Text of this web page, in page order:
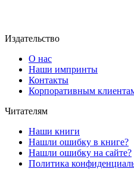
Издательство
О нас
Наши импринты
Контакты
Корпоративным
Читателям
Наши книги
Нашли ошибку в книге?
Нашли ошибку на сайте?
Политика